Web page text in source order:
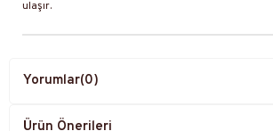
ulaşır.
Yorumlar(0)
Ürün Önerileri